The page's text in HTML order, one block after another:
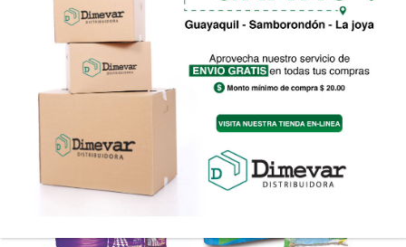
CLORO HIT
$0.25-$0.95
precios:
desde
$0.95
SUAVIZANTE HIT
$1.35